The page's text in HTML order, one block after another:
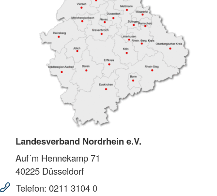
Landesverband Nordrhein e.V.
Auf´m Hennekamp 71
40225 Düsseldorf
Telefon: 0211 3104 0